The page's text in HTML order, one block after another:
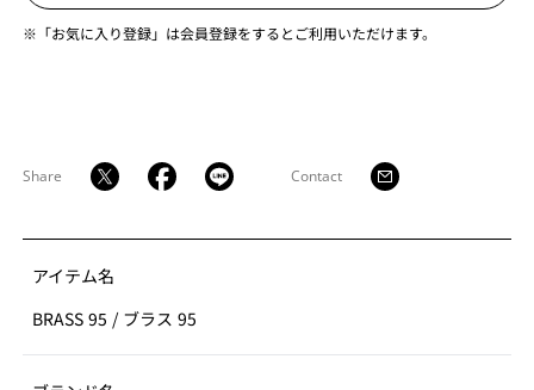
※「お気に入り登録」は会員登録をするとご利用いただけます。
Share Contact
アイテム名
BRASS 95 / ブラス 95